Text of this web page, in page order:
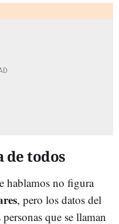
de todos
hablamos no figura
, pero los datos del
que se llaman